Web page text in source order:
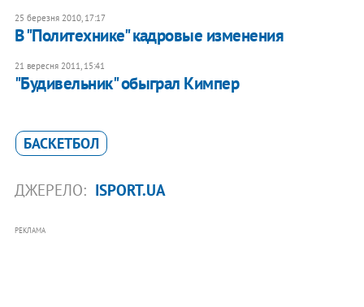
25 березня 2010, 17:17
В "Политехнике" кадровые изменения
21 вересня 2011, 15:41
"Будивельник" обыграл Кимпер
БАСКЕТБОЛ
ДЖЕРЕЛО: ISPORT.UA
РЕКЛАМА